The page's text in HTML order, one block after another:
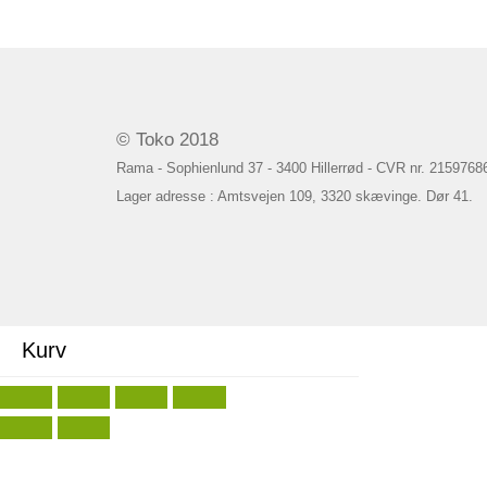
© Toko 2018
Rama - Sophienlund 37 - 3400 Hillerrød - CVR nr.
Lager adresse : Amtsvejen 109, 3320 skævinge. Dør 41.
Kurv